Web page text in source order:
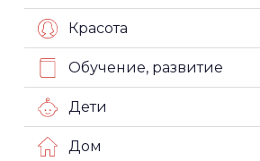
Красота
Обучение, развитие
Дети
Дом